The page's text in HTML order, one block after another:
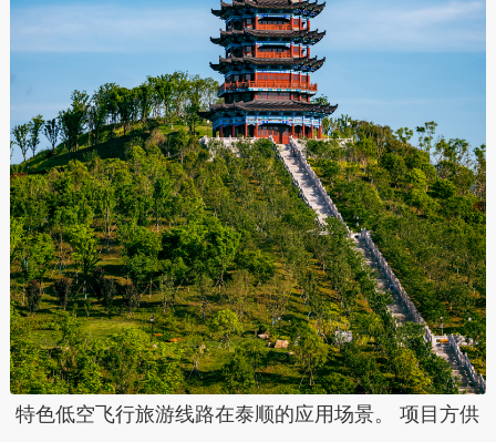
特色低空飞行旅游线路在泰顺的应用场景。 项目方供